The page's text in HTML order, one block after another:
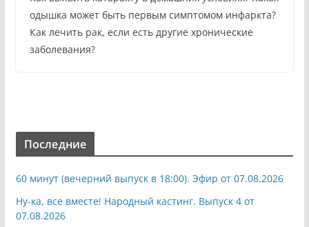
одышка может быть первым симптомом инфаркта?
Как лечить рак, если есть другие хронические
заболевания?
Последние
60 минут (вечерний выпуск в 18:00). Эфир от 07.08.2026
Ну-ка, все вместе! Народный кастинг. Выпуск 4 от
07.08.2026